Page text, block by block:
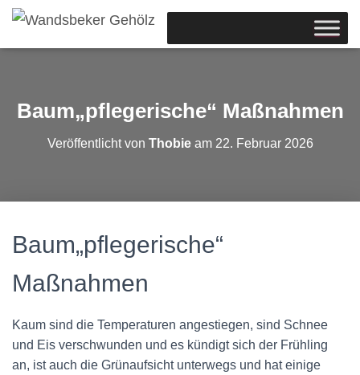
Baum„pflegerische“ Maßnahmen
Veröffentlicht von Thobieam 22. Februar 2026
Baum„pflegerische“
Maßnahmen
Kaum sind die Temperaturen angestiegen, sind Schnee
und Eis verschwunden und es kündigt sich der Frühling
an, ist auch die Grünaufsicht unterwegs und hat einige